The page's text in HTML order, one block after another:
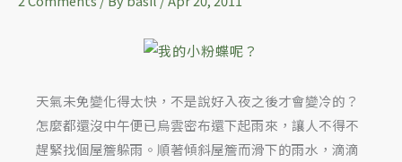
天氣未免變化得太快，不是說好入夜之後才會變冷的？
怎麼都還沒中午便已烏雲密布還下起雨來，讓人不得不
趕緊找個屋簷躲雨。順著傾斜屋簷而滑下的雨水，滴滴